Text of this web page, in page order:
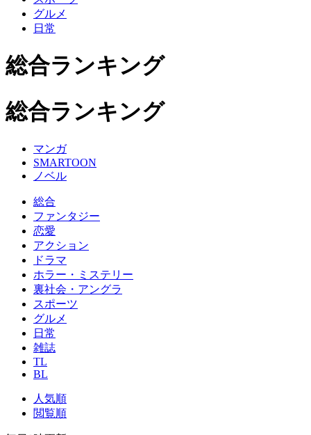
グルメ
日常
総合ランキング
総合ランキング
マンガ
SMARTOON
ノベル
総合
ファンタジー
恋愛
アクション
ドラマ
ホラー・ミステリー
裏社会・アングラ
スポーツ
グルメ
日常
雑誌
TL
BL
人気順
閲覧順